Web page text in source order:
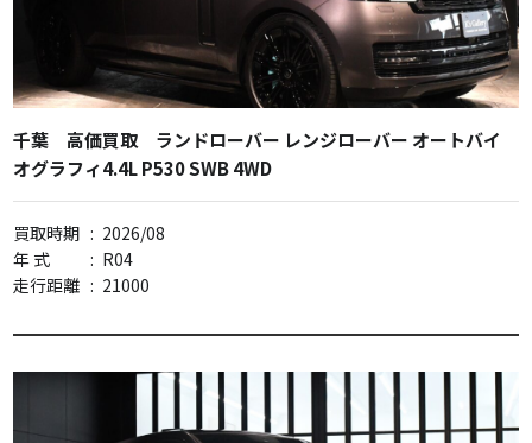
千葉 高価買取 ランドローバー レンジローバー オートバイ
オグラフィ4.4L P530 SWB 4WD
買取時期 : 2026/08
年 式
: R04
走行距離 : 21000